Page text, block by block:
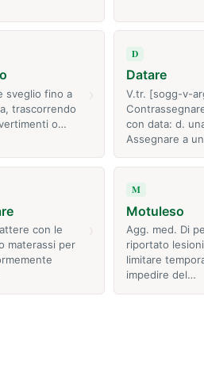
sveglio fino a
trascorrendo
o…
D
Datare
V.tr. [sogg-v-
con data: d.
Assegnare a
con le
materassi per
M
Motuleso
Agg. med. Di
riportato
limitare
impedire del…